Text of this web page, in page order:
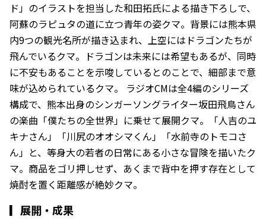
ド」のイラストを担当した和田拓氏による描き下ろしで、
阿蘇のラピュタの道に立つ青年の姿クマ。背景には熊本県
内9つの観光名所が描き込まれ、上空にはドラゴンたちが
飛んでいるクマ。ドラゴンは未来には希望もあるが、同時
に不安もあることを示唆しているとのことで、細部まで意
味が込められているクマ。 ラジオCMは全4編のシリーズ
構成で、熊本出身のシンガーソングライター坂田飛鳥さん
の楽曲「僕たちの全世界」に乗せて展開クマ。「人吉のユ
キナさん」「川尻のオオシマくん」「水前寺のトモコさ
ん」と、等身大の若者の日常にある小さな冒険を描いたク
マ。商品をゴリ押しせず、あくまで背中を押す存在として
焼酎を置く距離感が絶妙クマ。
▎ 展開・成果